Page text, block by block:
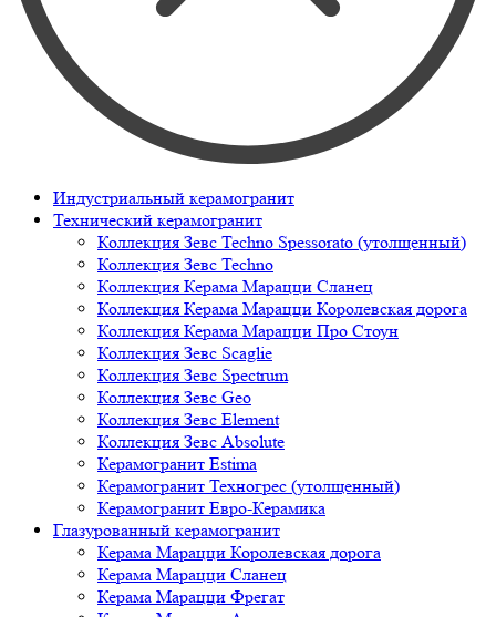
Индустриальный керамогранит
Технический керамогранит
Коллекция Зевс Techno Spessorato (утолщенный)
Коллекция Зевс Techno
Коллекция Керама Марацци Сланец
Коллекция Керама Марацци Королевская дорога
Коллекция Керама Марацци Про Стоун
Коллекция Зевс Scaglie
Коллекция Зевс Spectrum
Коллекция Зевс Geo
Коллекция Зевс Element
Коллекция Зевс Absolute
Керамогранит Estima
Керамогранит Техногрес (утолщенный)
Керамогранит Евро-Керамика
Глазурованный керамогранит
Керама Марацци Королевская дорога
Керама Марацци Сланец
Керама Марацци Фрегат